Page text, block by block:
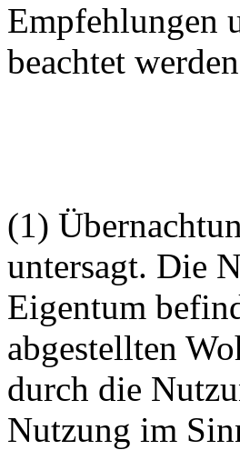
Empfehlungen
beachtet
(1)
untersagt. Die
Eigentum
abgestellten
durch die
Nutzung im